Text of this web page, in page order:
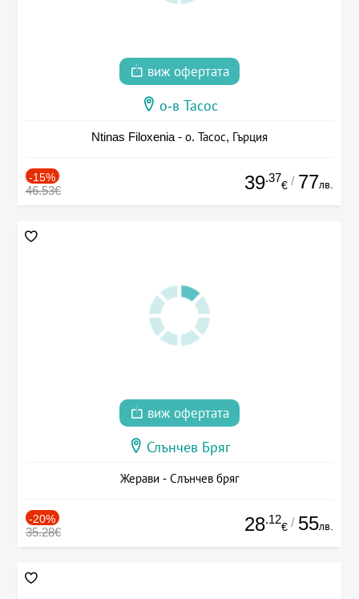
виж офертата
о-в Тасос
Ntinas Filoxenia - о. Тасос, Гърция
-15%
46.53€ 39.37
€ / 77лв.
виж офертата
Слънчев Бряг
Жерави - Слънчев бряг
-20%
35.28€ 28.12
€ / 55лв.